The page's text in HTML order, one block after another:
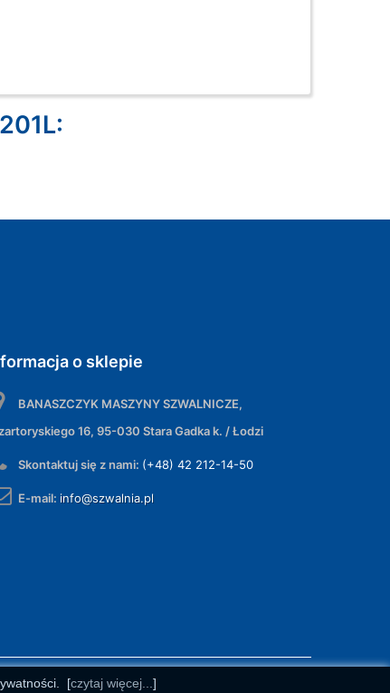
o sklepie
BANASZCZYK MASZYNY SZWALNICZE,
16, 95-030 Stara Gadka k. / Łodzi
Skontaktuj się z nami: (+48) 42 212-14-50
E-mail: info@szwalnia.pl
[czytaj więcej... ]